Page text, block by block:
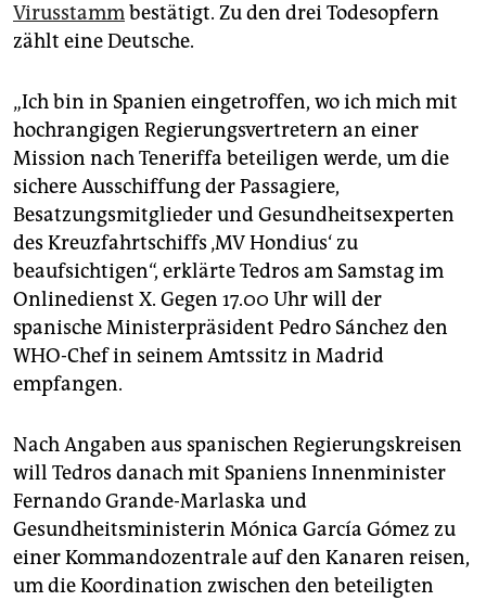
Virusstammbestätigt. Zu den drei Todesopfern
zählt eine Deutsche.
„Ich bin in Spanien eingetroffen, wo ich mich mit
hochrangigen Regierungsvertretern an einer
Mission nach Teneriffa beteiligen werde, um die
sichere Ausschiffung der Passagiere,
Besatzungsmitglieder und Gesundheitsexperten
des Kreuzfahrtschiffs ‚MV Hondius‘ zu
beaufsichtigen“, erklärte Tedros am Samstag im
Onlinedienst X. Gegen 17.00 Uhr will der
spanische Ministerpräsident Pedro Sánchez den
WHO-Chef in seinem Amtssitz in Madrid
empfangen.
Nach Angaben aus spanischen Regierungskreisen
will Tedros danach mit Spaniens Innenminister
Fernando Grande-Marlaska und
Gesundheitsministerin Mónica García Gómez zu
einer Kommandozentrale auf den Kanaren reisen,
um die Koordination zwischen den beteiligten